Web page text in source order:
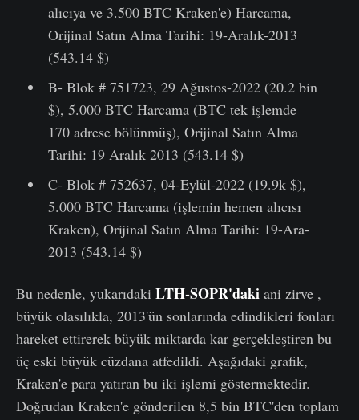
alıcıya ve 3.500 BTC Kraken'e) Harcama,
Orijinal Satın Alma Tarihi: 19-Aralık-2013
(543.14 $)
B- Blok # 751723, 29 Ağustos-2022 (20.2 bin
$), 5.000 BTC Harcama (BTC tek işlemde
170 adrese bölünmüş), Orijinal Satın Alma
Tarihi: 19 Aralık 2013 (543.14 $)
C- Blok # 752637, 04-Eylül-2022 (19.9k $),
5.000 BTC Harcama (işlemin hemen alıcısı
Kraken), Orijinal Satın Alma Tarihi: 19-Ara-
2013 (543.14 $)
Bu nedenle, yukarıdaki LTH-SOPR'daki ani zirve ,
büyük olasılıkla, 2013'ün sonlarında edindikleri fonları
hareket ettirerek büyük miktarda kar gerçekleştiren bu
üç eski büyük cüzdana atfedildi. Aşağıdaki grafik,
Kraken'e para yatıran bu iki işlemi göstermektedir.
Doğrudan Kraken'e gönderilen 8,5 bin BTC'den toplam